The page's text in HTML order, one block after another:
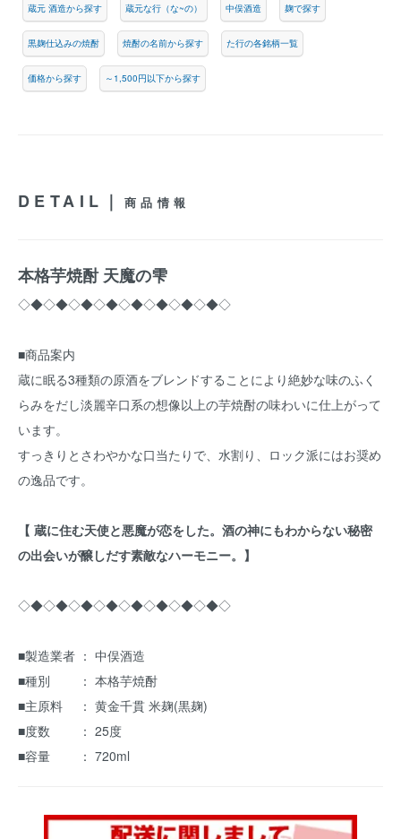
蔵元 酒造から探す 蔵元な行（な~の） 中俣酒造 麹で探す
黒麹仕込みの焼酎 焼酎の名前から探す た行の各銘柄一覧
価格から探す ～1,500円以下から探す
DETAIL｜ 商品情報
本格芋焼酎 天魔の雫
◇◆◇◆◇◆◇◆◇◆◇◆◇◆◇◆◇
■商品案内
蔵に眠る3種類の原酒をブレンドすることにより絶妙な味のふく
らみをだし淡麗辛口系の想像以上の芋焼酎の味わいに仕上がって
います。
すっきりとさわやかな口当たりで、水割り、ロック派にはお奨め
の逸品です。
【 蔵に住む天使と悪魔が恋をした。酒の神にもわからない秘密
の出会いが醸しだす素敵なハーモニー。】
◇◆◇◆◇◆◇◆◇◆◇◆◇◆◇◆◇
■製造業者 ： 中俣酒造
■種別 ： 本格芋焼酎
■主原料 ： 黄金千貫 米麹(黒麹)
■度数 ： 25度
■容量 ： 720ml